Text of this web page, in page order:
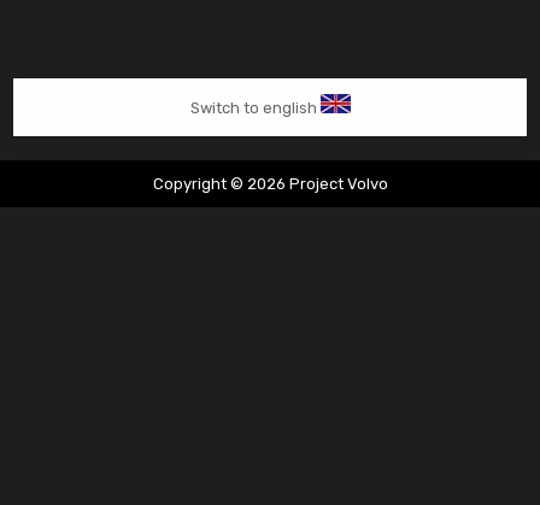
Switch to english
Copyright © 2026 Project Volvo